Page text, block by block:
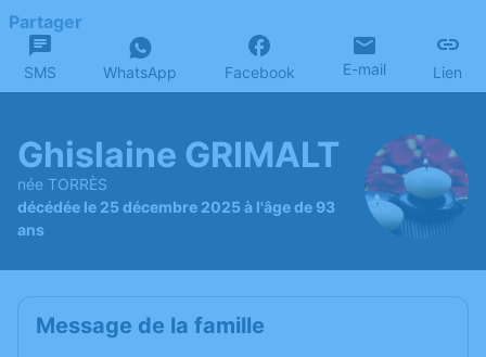
Partager
SMS WhatsApp Facebook E-mail Lien
Ghislaine GRIMALT
née TORRÈS
décédée le 25 décembre 2025 à l'âge de 93
ans
Message de la famille